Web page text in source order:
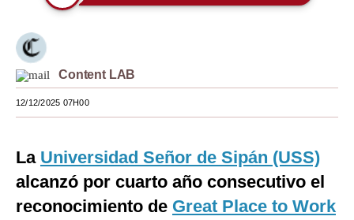
Lujo
Viajes
Moda
Estilos
EEUU
Content LAB
12/12/2025 07H00
La Universidad Señor de Sipán (USS)
alcanzó por cuarto año consecutivo el
reconocimiento de Great Place to Work